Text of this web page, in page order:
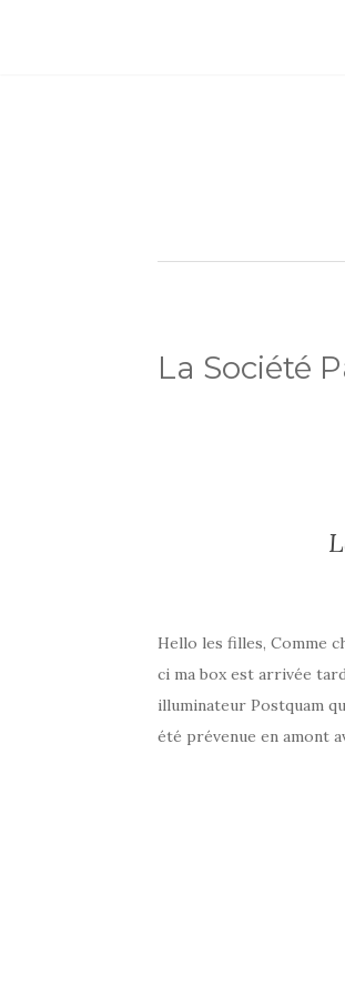
La Société
Hello les filles, Comme
ci ma box est arrivée
illuminateur Postquam
été prévenue en amont